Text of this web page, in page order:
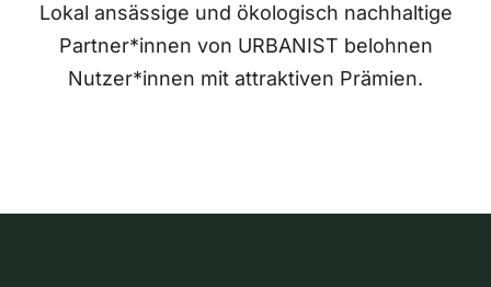
Lokal ansässige und ökologisch nachhaltige
Partner*innen von URBANIST belohnen
Nutzer*innen mit attraktiven Prämien.